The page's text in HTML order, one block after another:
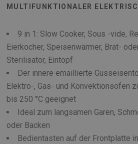
MULTIFUNKTIONALER
9 in 1: Slow Cooker, Sous -vide,
Eierkocher, Speisenwärmer, Brat-
Sterilisator, Eintopf
Der innere emaillierte
Elektro-, Gas- und Konvektionsöfen
bis 250 °C geeignet
Ideal zum langsamen Garen,
oder Backen
Bedientasten auf der Frontplatte